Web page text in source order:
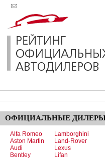
ОФИЦИАЛЬНЫЕ
Alfa Romeo
Aston Martin
Audi
Bentley
Lamborghini
Land-Rover
Lexus
Lifan